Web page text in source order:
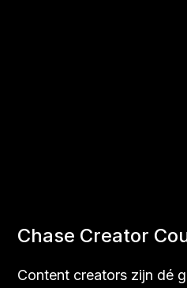
Chase Creator
Content creators zijn dé